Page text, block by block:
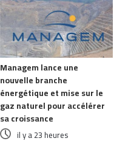
Managem lance une
nouvelle branche
énergétique et mise sur le
gaz naturel pour accélérer
sa croissance
il y a 23 heures